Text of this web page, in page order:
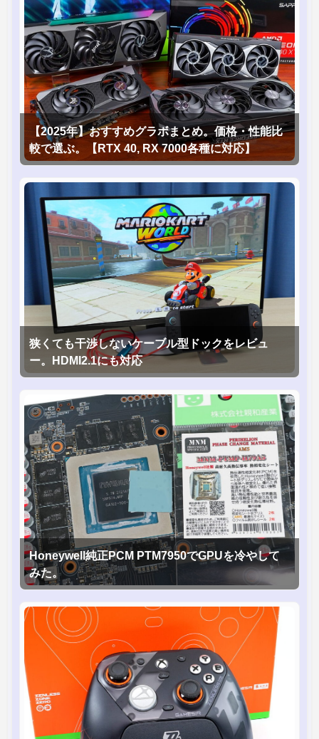
【2025年】おすすめグラボまとめ。価格・性能比
較で選ぶ。【RTX 40, RX 7000各種に対応】
狭くても干渉しないケーブル型ドックをレビュ
ー。HDMI2.1にも対応
Honeywell純正PCM PTM7950でGPUを冷やして
みた。